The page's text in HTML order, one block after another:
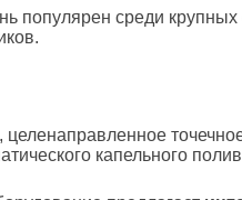
популярен среди
капельного